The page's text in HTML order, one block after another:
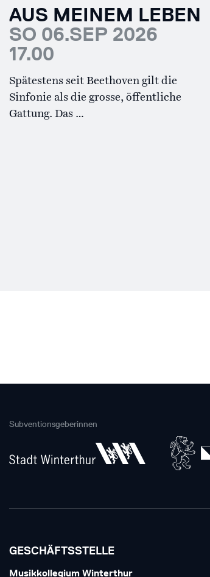
AUS MEINEM LEBEN
SO 06.SEP 2026
17.00
Spätestens seit Beethoven gilt die
Sinfonie als die grosse, öffentliche
Gattung. Das …
Subventionsgeberinnen
GESCHÄFTSSTELLE
Musikkollegium Winterthur